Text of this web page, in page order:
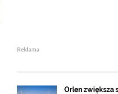
Reklama
Orlen zwiększa